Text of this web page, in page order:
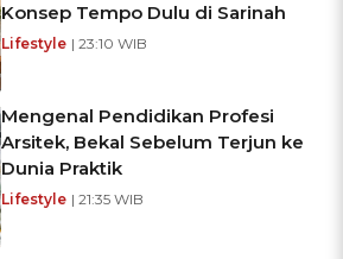
Konsep Tempo Dulu di Sarinah
Lifestyle | 23:10 WIB
Mengenal Pendidikan Profesi
Arsitek, Bekal Sebelum Terjun ke
Dunia Praktik
Lifestyle | 21:35 WIB